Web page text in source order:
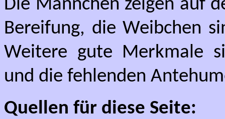
Die Männchen zeigen auf
Bereifung, die Weibchen
Weitere gute Merkmale
und die fehlenden
Quellen für diese Seite: